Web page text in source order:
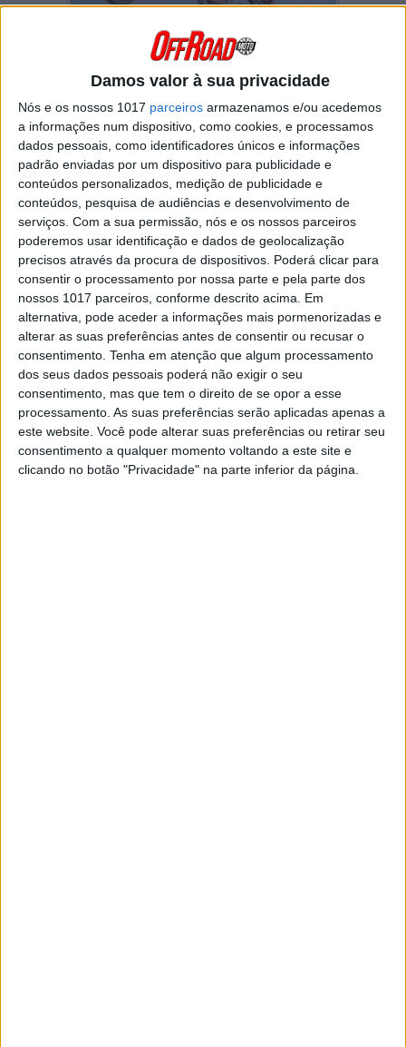
Damos valor à sua privacidade
Nós e os nossos 1017 parceiros armazenamos e/ou acedemos
a informações num dispositivo, como cookies, e processamos
dados pessoais, como identificadores únicos e informações
padrão enviadas por um dispositivo para publicidade e
conteúdos personalizados, medição de publicidade e
conteúdos, pesquisa de audiências e desenvolvimento de
serviços. Com a sua permissão, nós e os nossos parceiros
poderemos usar identificação e dados de geolocalização
precisos através da procura de dispositivos. Poderá clicar para
consentir o processamento por nossa parte e pela parte dos
nossos 1017 parceiros, conforme descrito acima. Em
alternativa, pode aceder a informações mais pormenorizadas e
alterar as suas preferências antes de consentir ou recusar o
consentimento. Tenha em atenção que algum processamento
dos seus dados pessoais poderá não exigir o seu
consentimento, mas que tem o direito de se opor a esse
processamento. As suas preferências serão aplicadas apenas a
este website. Você pode alterar suas preferências ou retirar seu
consentimento a qualquer momento voltando a este site e
clicando no botão "Privacidade" na parte inferior da página.
Diogo Venturaesteve azarado em
Castanheira de Pera, palco da segunda etapa
do campeonato nacional de Super Enduro.
“Caí na primeira Final e fiquei um pouco
‘amassado’. Não foi nada de grave mas
fiquei com algumas dores nas costelas,
num braço e na mão e optei por não alinhar
nas restantes duas mangas” disse-nos o
piloto da Beta.
Atendendo a que falta apenas uma prova para
terminar o Nacional de Super Enduro, este
azar pode deixar Diogo Ventura arredado da
luta pelos lugares do pódio no campeonato.
Continuar a ler
Campeonato nacional Super Enduro
Castanheira de Pêra
CN Super Enduro